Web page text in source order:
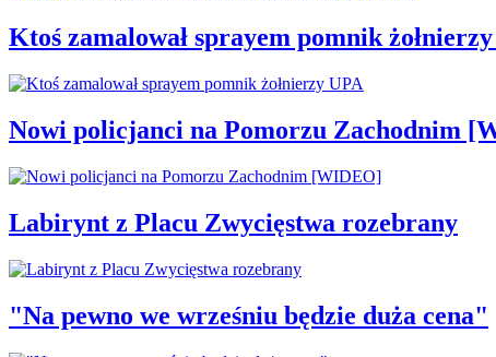
Ktoś zamalował sprayem pomnik
Nowi policjanci na Pomorzu Zachodnim
Labirynt z Placu Zwycięstwa rozebrany
"Na pewno we wrześniu będzie duża cena"